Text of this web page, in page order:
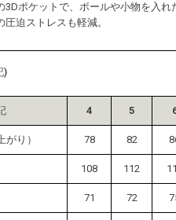
3Dポケットで、ボールや小物を入れ
迫ストレスも軽減。
)
4 5
り） 78 82
108 112
71 72